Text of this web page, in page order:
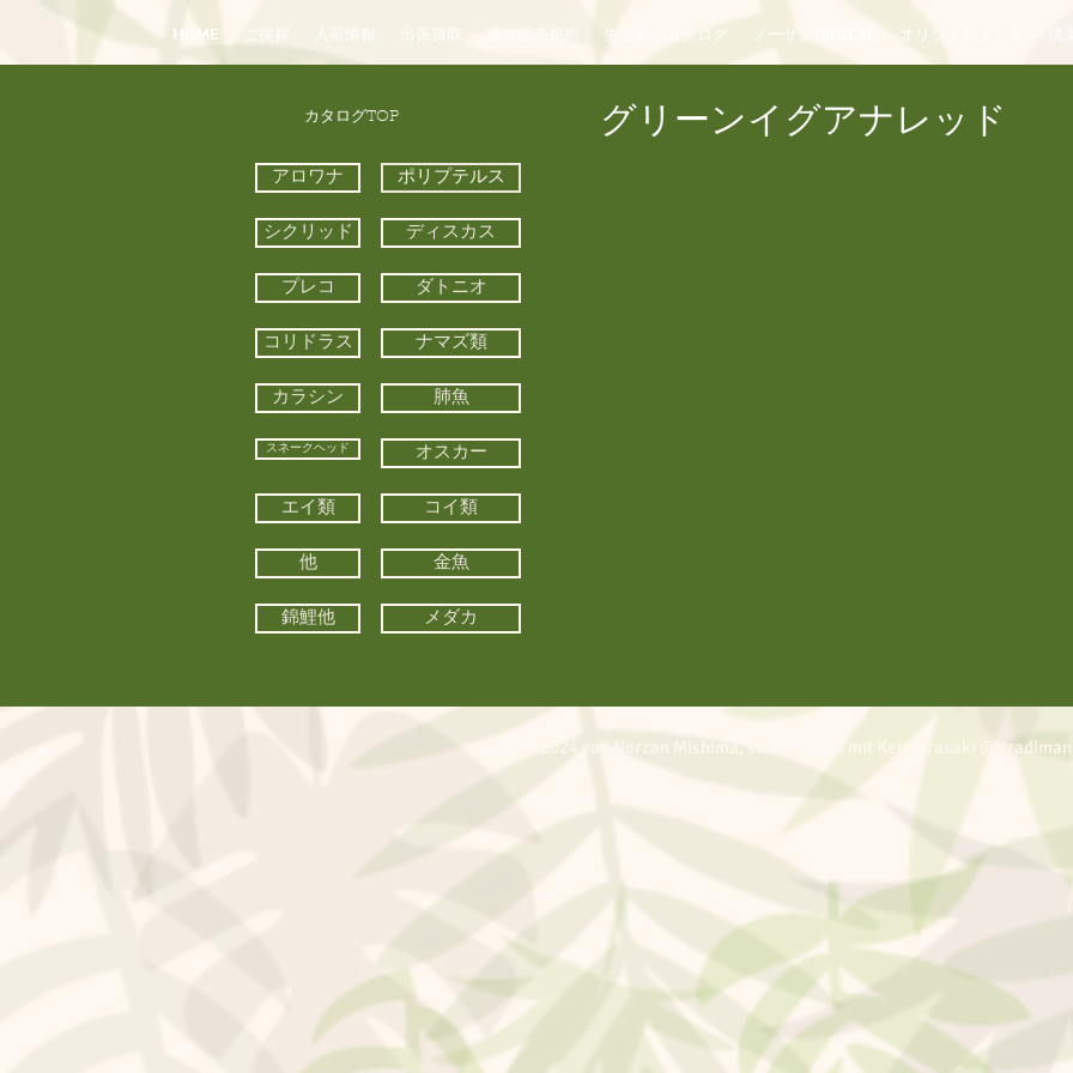
HOME ご挨拶 入荷情報 出張買取 通信販売規約 生きものカタログ ノーザンDIGITAL オリジナルグッズ
​カタログTOP
アロワナ ポリプテルス
シクリッド ディスカス
プレコ ダトニオ
コリドラス ナマズ類
カラシン 肺魚
スネークヘッド オスカー
エイ類 コイ類
他 金魚
錦鯉他 メダカ
グリーンイグアナレッド
© 2024 von Norzan Mishima, stolz erstellt mit Keiji Urasaki